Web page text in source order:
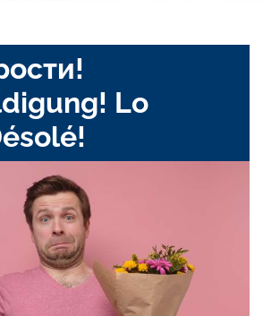
Lo